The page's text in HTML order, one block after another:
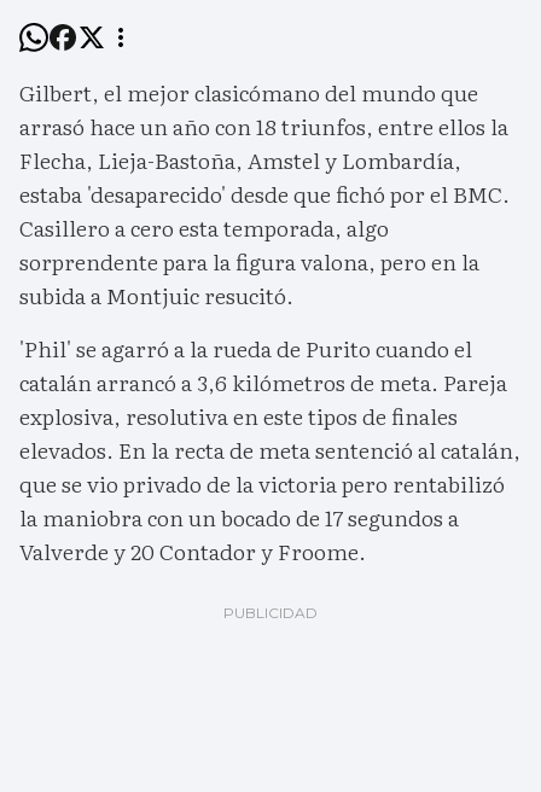
Gilbert, el mejor clasicómano del mundo que
arrasó hace un año con 18 triunfos, entre ellos la
Flecha, Lieja-Bastoña, Amstel y Lombardía,
estaba 'desaparecido' desde que fichó por el BMC.
Casillero a cero esta temporada, algo
sorprendente para la figura valona, pero en la
subida a Montjuic resucitó.
'Phil' se agarró a la rueda de Purito cuando el
catalán arrancó a 3,6 kilómetros de meta. Pareja
explosiva, resolutiva en este tipos de finales
elevados. En la recta de meta sentenció al catalán,
que se vio privado de la victoria pero rentabilizó
la maniobra con un bocado de 17 segundos a
Valverde y 20 Contador y Froome.